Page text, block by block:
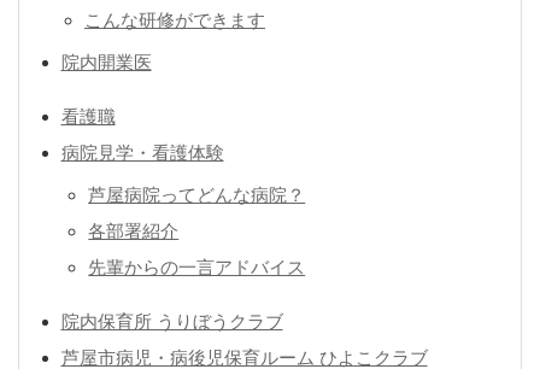
こんな研修ができます
院内開業医
看護職
病院見学・看護体験
芦屋病院ってどんな病院？
各部署紹介
先輩からの一言アドバイス
院内保育所 うりぼうクラブ
芦屋市病児・病後児保育ルーム ひよこクラブ